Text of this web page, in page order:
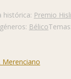
histórica: Premio
BélicoTemas: